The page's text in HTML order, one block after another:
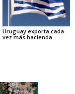
Uruguay exporta cada
vez más hacienda